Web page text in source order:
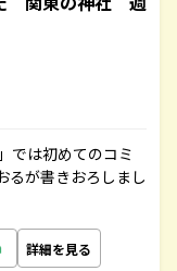
では初めてのコミ
るが書きおろしまし
詳細を見る